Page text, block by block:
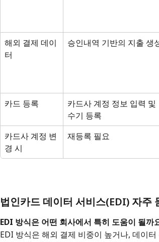
해외 결제 데이
터
승인내역 기반의 지출 생
카드 등록
카드사 계정 정보 입력 및
수기 등록
카드사 계정 변
경 시
재등록 필요
법인카드 데이터 서비스(EDI) 자주
EDI 방식은 어떤 회사에서 특히 도움이 될까
EDI 방식은 해외 결제 비중이 높거나, 데이